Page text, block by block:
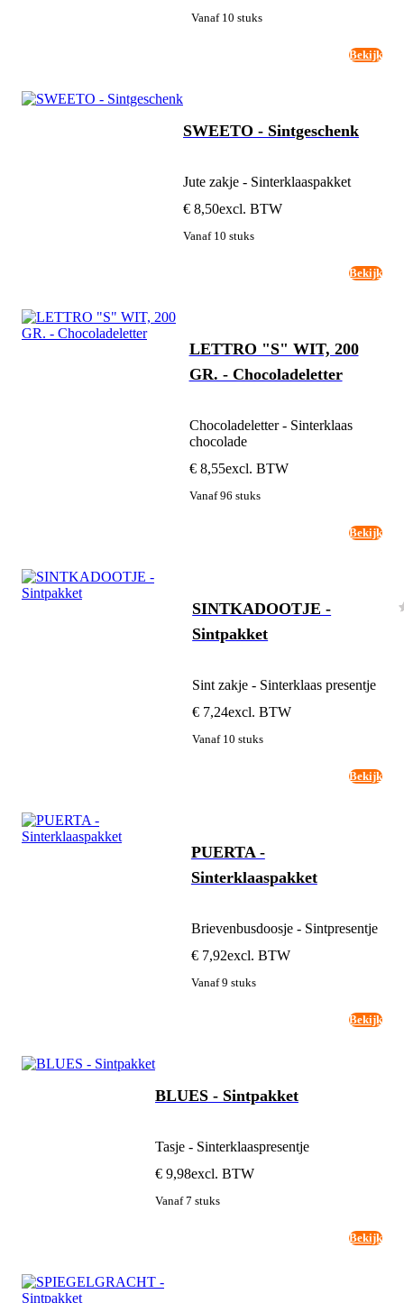
Vanaf 10 stuks
Bekijk
SWEETO - Sintgeschenk
Jute zakje - Sinterklaaspakket
€ 8,50excl. BTW
Vanaf 10 stuks
Bekijk
LETTRO "S" WIT, 200
GR. - Chocoladeletter
​​Chocoladeletter - Sinterklaas
chocolade
€ 8,55excl. BTW
Vanaf 96 stuks
Bekijk
SINTKADOOTJE -
Sintpakket
Sint zakje - Sinterklaas presentje
€ 7,24excl. BTW
Vanaf 10 stuks
Bekijk
PUERTA -
Sinterklaaspakket
Brievenbusdoosje - Sintpresentje
€ 7,92excl. BTW
Vanaf 9 stuks
Bekijk
BLUES - Sintpakket
Tasje - Sinterklaaspresentje
€ 9,98excl. BTW
Vanaf 7 stuks
Bekijk